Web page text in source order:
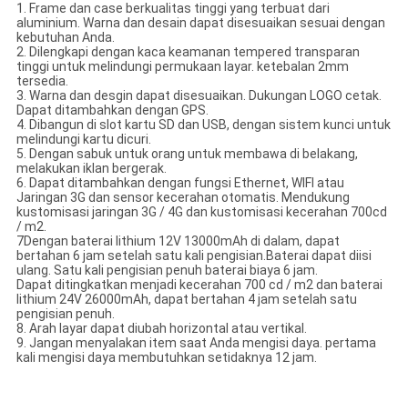
1. Frame dan case berkualitas tinggi yang terbuat dari
aluminium. Warna dan desain dapat disesuaikan sesuai dengan
kebutuhan Anda.
2. Dilengkapi dengan kaca keamanan tempered transparan
tinggi untuk melindungi permukaan layar. ketebalan 2mm
tersedia.
3. Warna dan desgin dapat disesuaikan. Dukungan LOGO cetak.
Dapat ditambahkan dengan GPS.
4. Dibangun di slot kartu SD dan USB, dengan sistem kunci untuk
melindungi kartu dicuri.
5. Dengan sabuk untuk orang untuk membawa di belakang,
melakukan iklan bergerak.
6. Dapat ditambahkan dengan fungsi Ethernet, WIFI atau
Jaringan 3G dan sensor kecerahan otomatis. Mendukung
kustomisasi jaringan 3G / 4G dan kustomisasi kecerahan 700cd
/ m2.
7Dengan baterai lithium 12V 13000mAh di dalam, dapat
bertahan 6 jam setelah satu kali pengisian.Baterai dapat diisi
ulang. Satu kali pengisian penuh baterai biaya 6 jam.
Dapat ditingkatkan menjadi kecerahan 700 cd / m2 dan baterai
lithium 24V 26000mAh, dapat bertahan 4 jam setelah satu
pengisian penuh.
8. Arah layar dapat diubah horizontal atau vertikal.
9. Jangan menyalakan item saat Anda mengisi daya. pertama
kali mengisi daya membutuhkan setidaknya 12 jam.